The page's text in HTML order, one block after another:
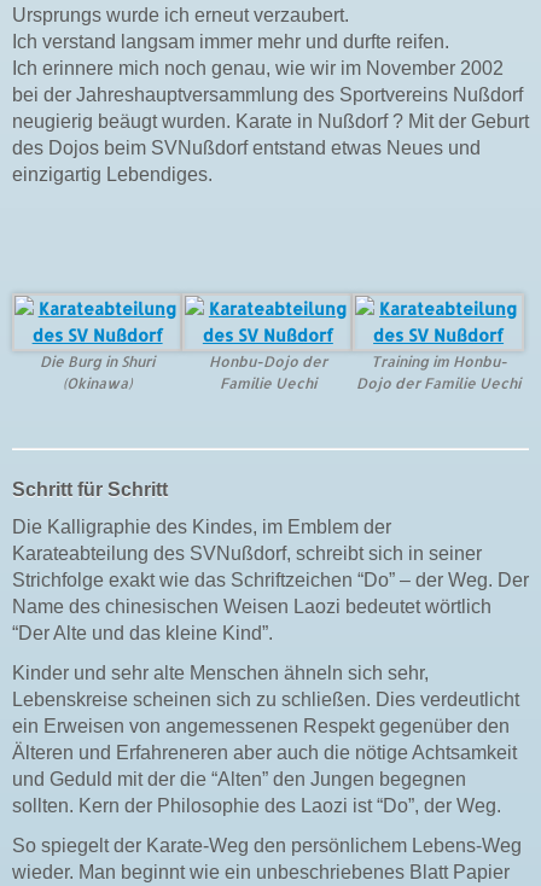
Ursprungs wurde ich erneut verzaubert.
Ich verstand langsam immer mehr und durfte reifen.
Ich erinnere mich noch genau, wie wir im November 2002
bei der Jahreshauptversammlung des Sportvereins Nußdorf
neugierig beäugt wurden. Karate in Nußdorf ? Mit der Geburt
des Dojos beim SVNußdorf entstand etwas Neues und
einzigartig Lebendiges.
Die Burg in Shuri
(Okinawa)
Honbu-Dojo der
Familie Uechi
Training im Honbu-
Dojo der Familie Uechi
Schritt für Schritt
Die Kalligraphie des Kindes, im Emblem der
Karateabteilung des SVNußdorf, schreibt sich in seiner
Strichfolge exakt wie das Schriftzeichen “Do” – der Weg. Der
Name des chinesischen Weisen Laozi bedeutet wörtlich
“Der Alte und das kleine Kind”.
Kinder und sehr alte Menschen ähneln sich sehr,
Lebenskreise scheinen sich zu schließen. Dies verdeutlicht
ein Erweisen von angemessenen Respekt gegenüber den
Älteren und Erfahreneren aber auch die nötige Achtsamkeit
und Geduld mit der die “Alten” den Jungen begegnen
sollten. Kern der Philosophie des Laozi ist “Do”, der Weg.
So spiegelt der Karate-Weg den persönlichem Lebens-Weg
wieder. Man beginnt wie ein unbeschriebenes Blatt Papier